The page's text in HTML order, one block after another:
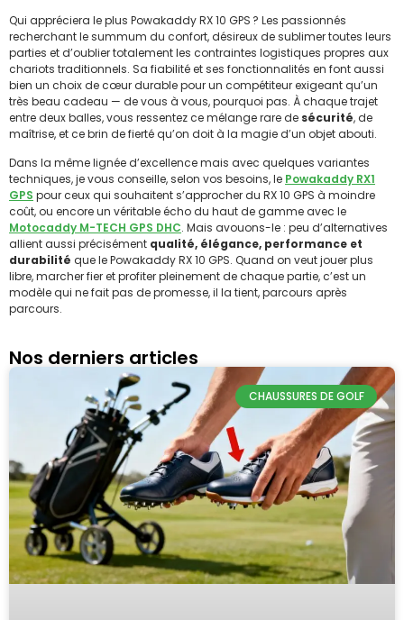
Qui appréciera le plus Powakaddy RX 10 GPS ? Les passionnés
recherchant le summum du confort, désireux de sublimer toutes leurs
parties et d’oublier totalement les contraintes logistiques propres aux
chariots traditionnels. Sa fiabilité et ses fonctionnalités en font aussi
bien un choix de cœur durable pour un compétiteur exigeant qu’un
très beau cadeau — de vous à vous, pourquoi pas. À chaque trajet
entre deux balles, vous ressentez ce mélange rare de sécurité, de
maîtrise, et ce brin de fierté qu’on doit à la magie d’un objet abouti.
Dans la même lignée d’excellence mais avec quelques variantes
techniques, je vous conseille, selon vos besoins, le Powakaddy RX1
GPS pour ceux qui souhaitent s’approcher du RX 10 GPS à moindre
coût, ou encore un véritable écho du haut de gamme avec le
Motocaddy M-TECH GPS DHC. Mais avouons-le : peu d’alternatives
allient aussi précisément qualité, élégance, performance et
durabilité que le Powakaddy RX 10 GPS. Quand on veut jouer plus
libre, marcher fier et profiter pleinement de chaque partie, c’est un
modèle qui ne fait pas de promesse, il la tient, parcours après
parcours.
Nos derniers articles
CHAUSSURES DE GOLF